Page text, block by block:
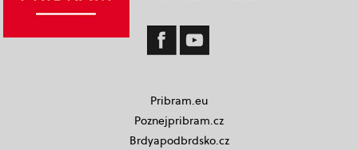
Pribram.eu
Poznejpribram.cz
Brdyapodbrdsko.cz